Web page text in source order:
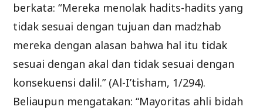
berkata: “Mereka menolak hadits-hadits yang
tidak sesuai dengan tujuan dan madzhab
mereka dengan alasan bahwa hal itu tidak
sesuai dengan akal dan tidak sesuai dengan
konsekuensi dalil.” (Al-I’tisham, 1/294).
Beliaupun mengatakan: “Mayoritas ahli bidah